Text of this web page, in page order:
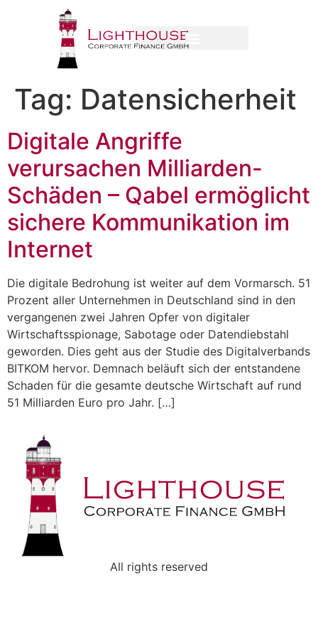
Tag: Datensicherheit
Digitale Angriffe
verursachen Milliarden-
Schäden – Qabel ermöglicht
sichere Kommunikation im
Internet
Die digitale Bedrohung ist weiter auf dem Vormarsch. 51
Prozent aller Unternehmen in Deutschland sind in den
vergangenen zwei Jahren Opfer von digitaler
Wirtschaftsspionage, Sabotage oder Datendiebstahl
geworden. Dies geht aus der Studie des Digitalverbands
BITKOM hervor. Demnach beläuft sich der entstandene
Schaden für die gesamte deutsche Wirtschaft auf rund
51 Milliarden Euro pro Jahr. […]
All rights reserved